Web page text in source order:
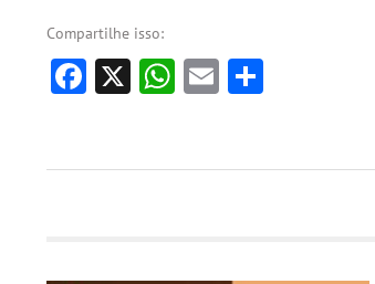
Compartilhe isso:
Facebook
X WhatsApp
Email